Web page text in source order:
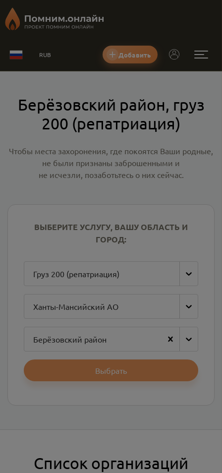
RUB Добавить
Берёзовский район, груз
200 (репатриация)
Чтобы места захоронения, где покоятся Ваши родные,
не были признаны заброшенными и
не исчезли, позаботьтесь о них сейчас.
ВЫБЕРИТЕ УСЛУГУ, ВАШУ ОБЛАСТЬ И
ГОРОД:
Груз 200 (репатриация)
Ханты-Мансийский АО
Берёзовский район
Выбрать
Список организаций